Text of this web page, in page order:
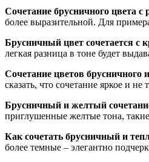
Сочетание брусничного цвета с
более выразительной. Для
Брусничный цвет сочетается с
легкая разница в тоне будет
Сочетание цветов брусничного
сказать, что сочетание яркое и
Брусничный и желтый
приглушенные желтые тона,
Как сочетать брусничный и
более темные – элегантно